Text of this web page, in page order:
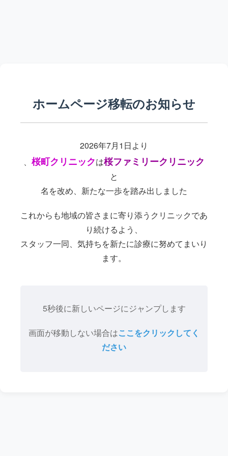
ホームページ移転のお知らせ
2026年7月1日より
桜町クリニックは桜ファミリークリニック
と
名を改め、新たな一歩を踏み出しました
これからも地域の皆さまに寄り添うクリニックであ
り続けるよう、
スタッフ一同、気持ちを新たに診療に努めてまいり
ます。
5秒後に新しいページにジャンプします
画面が移動しない場合はここをクリックしてく
ださい